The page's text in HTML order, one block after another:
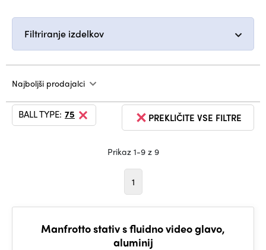
Filtriranje izdelkov
Najboljši prodajalci
PREKLIČITE VSE FILTRE
BALL TYPE: 75
Prikaz 1-9 z 9
1
Manfrotto stativ s fluidno video glavo,
aluminij